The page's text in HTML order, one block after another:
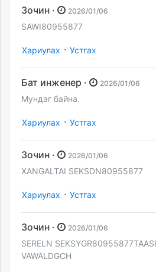
Зочин · 2026/01/06
SAWI80955877
Хариулах · Устгах
Бат инженер · 2026/01/06
Мундаг байна.
Хариулах · Устгах
Зочин · 2026/01/06
XANGALTAI SEKSDN80955877
Хариулах · Устгах
Зочин · 2026/01/06
SERELN
VAWALDGCH